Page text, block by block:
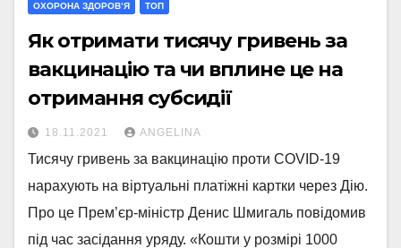
ОХОРОНА ЗДОРОВ’Я ТОП
Як отримати тисячу гривень за
вакцинацію та чи вплине це на
отримання субсидії
18.11.2021 ANGELINA
Тисячу гривень за вакцинацію проти COVID-19
нарахують на віртуальні платіжні картки через Дію.
Про це Прем’єр-міністр Денис Шмигаль повідомив
під час засідання уряду. «Кошти у розмірі 1000